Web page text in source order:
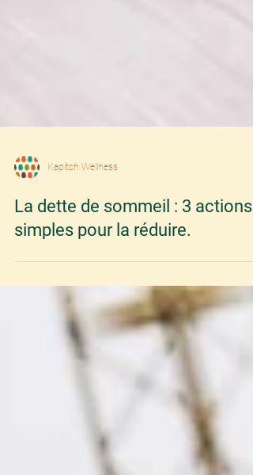
Kapitch Wellness
La dette de sommeil : 3 actions
simples pour la réduire.